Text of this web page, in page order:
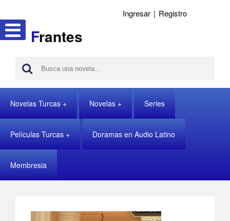
Frantes
Ingresar | Registro
Novelas Turcas Novelas Series
Películas Turcas Doramas en Audio Latino
Membresia